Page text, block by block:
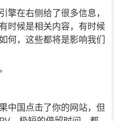
擎在右侧给了很多信息，
时候是相关内容，有时候
何，这些都将是影响我们
中国点击了你的网站，但